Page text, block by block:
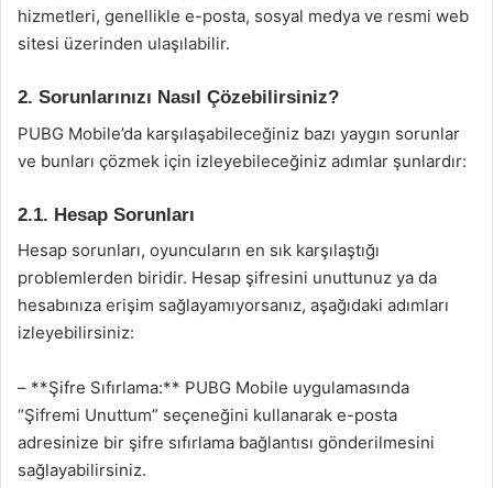
hizmetleri, genellikle e-posta, sosyal medya ve resmi web
sitesi üzerinden ulaşılabilir.
2. Sorunlarınızı Nasıl Çözebilirsiniz?
PUBG Mobile’da karşılaşabileceğiniz bazı yaygın sorunlar
ve bunları çözmek için izleyebileceğiniz adımlar şunlardır:
2.1. Hesap Sorunları
Hesap sorunları, oyuncuların en sık karşılaştığı
problemlerden biridir. Hesap şifresini unuttunuz ya da
hesabınıza erişim sağlayamıyorsanız, aşağıdaki adımları
izleyebilirsiniz:
– **Şifre Sıfırlama:** PUBG Mobile uygulamasında
“Şifremi Unuttum” seçeneğini kullanarak e-posta
adresinize bir şifre sıfırlama bağlantısı gönderilmesini
sağlayabilirsiniz.